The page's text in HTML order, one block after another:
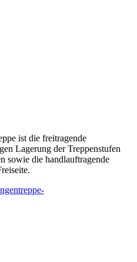
ist die freitragende
Lagerung der Treppenstufen
sowie die handlauftragende